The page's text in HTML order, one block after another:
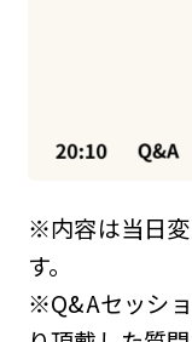
※内容は当日
す。
※Q&Aセッシ